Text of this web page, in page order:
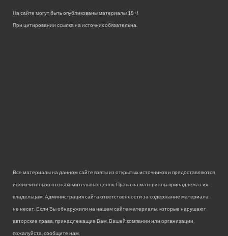
На сайте могут быть опубликованы материалы 18+!
При цитировании ссылка на источник обязательна.
Все материалы на данном сайте взяты из открытых источников и предоставляются
исключительно в ознакомительных целях. Права на материалы принадлежат их
владельцам. Администрация сайта ответственности за содержание материала
не несет. Если Вы обнаружили на нашем сайте материалы, которые нарушают
авторские права, принадлежащие Вам, Вашей компании или организации,
пожалуйста, сообщите нам.